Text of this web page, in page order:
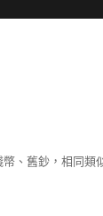
、舊鈔，相同類